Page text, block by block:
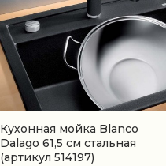
Кухонная мойка Blanco
Dalago 61,5 см стальная
(артикул 514197)